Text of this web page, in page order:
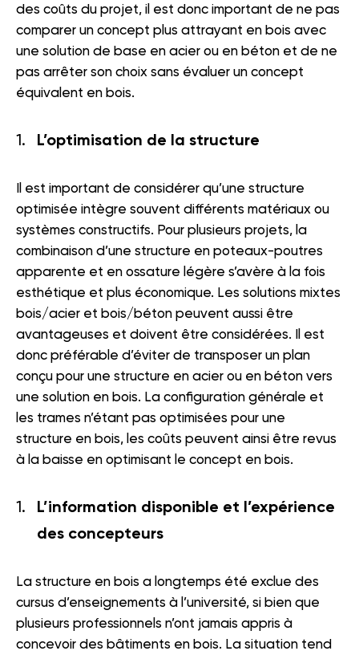
des coûts du projet, il est donc important de ne pas
comparer un concept plus attrayant en bois avec
une solution de base en acier ou en béton et de ne
pas arrêter son choix sans évaluer un concept
équivalent en bois.
L’optimisation de la structure
Il est important de considérer qu’une structure
optimisée intègre souvent différents matériaux ou
systèmes constructifs. Pour plusieurs projets, la
combinaison d’une structure en poteaux-poutres
apparente et en ossature légère s’avère à la fois
esthétique et plus économique. Les solutions mixtes
bois/acier et bois/béton peuvent aussi être
avantageuses et doivent être considérées. Il est
donc préférable d’éviter de transposer un plan
conçu pour une structure en acier ou en béton vers
une solution en bois. La configuration générale et
les trames n’étant pas optimisées pour une
structure en bois, les coûts peuvent ainsi être revus
à la baisse en optimisant le concept en bois.
L’information disponible et l’expérience
des concepteurs
La structure en bois a longtemps été exclue des
cursus d’enseignements à l’université, si bien que
plusieurs professionnels n’ont jamais appris à
concevoir des bâtiments en bois. La situation tend